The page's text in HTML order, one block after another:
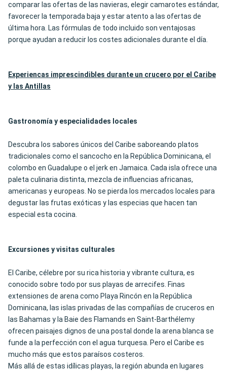
comparar las ofertas de las navieras, elegir camarotes estándar,
favorecer la temporada baja y estar atento a las ofertas de
última hora. Las fórmulas de todo incluido son ventajosas
porque ayudan a reducir los costes adicionales durante el día.
Experiencas imprescindibles durante un crucero por el Caribe
y las Antillas
Gastronomía y especialidades locales
Descubra los sabores únicos del Caribe saboreando platos
tradicionales como el sancocho en la República Dominicana, el
colombo en Guadalupe o el jerk en Jamaica. Cada isla ofrece una
paleta culinaria distinta, mezcla de influencias africanas,
americanas y europeas. No se pierda los mercados locales para
degustar las frutas exóticas y las especias que hacen tan
especial esta cocina.
Excursiones y visitas culturales
El Caribe, célebre por su rica historia y vibrante cultura, es
conocido sobre todo por sus playas de arrecifes. Finas
extensiones de arena como Playa Rincón en la República
Dominicana, las islas privadas de las compañías de cruceros en
las Bahamas y la Baie des Flamands en Saint-Barthélemy
ofrecen paisajes dignos de una postal donde la arena blanca se
funde a la perfección con el agua turquesa. Pero el Caribe es
mucho más que estos paraísos costeros.
Más allá de estas idílicas playas, la región abunda en lugares